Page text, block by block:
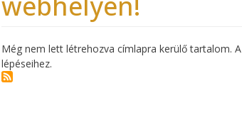
Még nem lett létrehozva címlapra kerülő tartalom. A
lépéseihez.